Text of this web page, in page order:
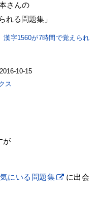
さんの
れる問題集」
漢字1560が7時間で覚えられ
10-15
ス
が
にいる問題集
に出会